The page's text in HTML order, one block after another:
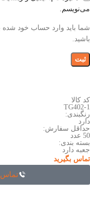
می‌نویسم.
شما باید وارد حساب خود شده
باشید.
کد کالا
TG402-1
رنگبندی:
دارد
حداقل سفارش:
50 عدد
بسته بندی:
جعبه دارد
تماس بگیرید
تماس